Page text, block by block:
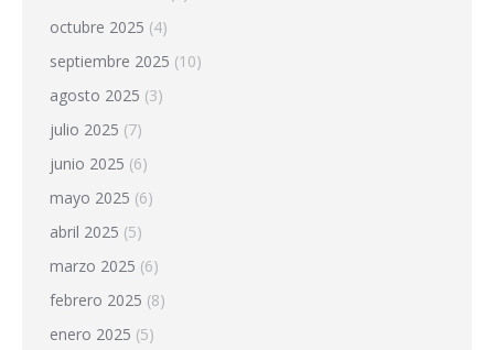
octubre 2025 (4)
septiembre 2025 (10)
agosto 2025 (3)
julio 2025 (7)
junio 2025 (6)
mayo 2025 (6)
abril 2025 (5)
marzo 2025 (6)
febrero 2025 (8)
enero 2025 (5)